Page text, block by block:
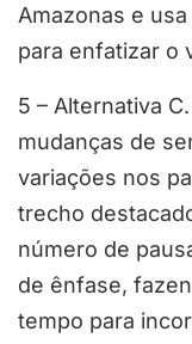
Amazonas e
para enfatizar o
5 – Alternativa
mudanças de
variações nos
trecho
número de
de ênfase,
tempo para